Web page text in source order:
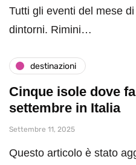
Tutti gli eventi del mese
dintorni. Rimini…
destinazioni
Cinque isole dove
settembre in Italia
Settembre 11, 2025
Questo articolo è stato